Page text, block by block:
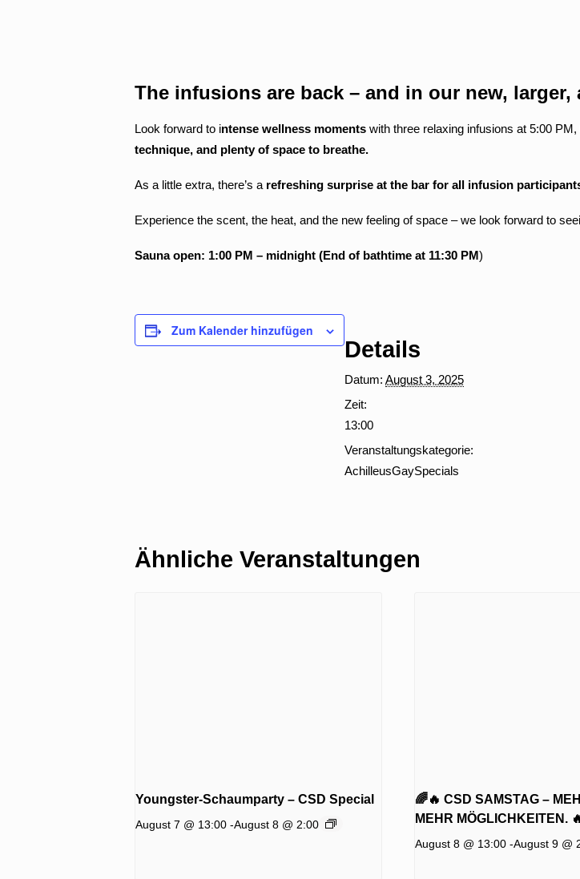
The infusions are back – and in our new, larger,
Look forward to intense wellness moments with three relaxing infusions at 5:00
technique, and plenty of space to breathe.
As a little extra, there’s a refreshing surprise at the bar for all infusion
Experience the scent, the heat, and the new feeling of space – we look forward to
Sauna open: 1:00 PM – midnight (End of bathtime at 11:30 PM)
Zum Kalender hinzufügen
Details
Datum: August 3, 2025
Zeit:
13:00
Veranstaltungskategorie:
AchilleusGaySpecials
Ähnliche Veranstaltungen
Youngster-Schaumparty – CSD Special
August 7 @ 13:00 -August 8 @ 2:00
🌈🔥 CSD SAMSTAG –
MEHR MÖGLICHKEITEN.
August 8 @ 13:00 -August 9 @